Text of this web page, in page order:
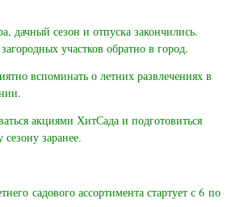
дачный сезон и отпуска закончились.
участков обратно в город.
вспоминать о летних развлечениях в
акциями ХитСада и подготовиться
заранее.
садового ассортимента стартуетс 6 по